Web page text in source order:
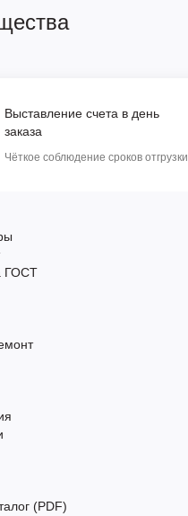
Выставление счета в день
заказа
Чёткое соблюдение сроков отгрузки
ГОСТ
(PDF)